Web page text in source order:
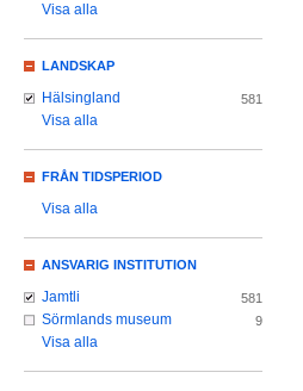
Visa alla
LANDSKAP
Hälsingland 581
Visa alla
FRÅN TIDSPERIOD
Visa alla
ANSVARIG INSTITUTION
Jamtli 581
Sörmlands museum 9
Visa alla